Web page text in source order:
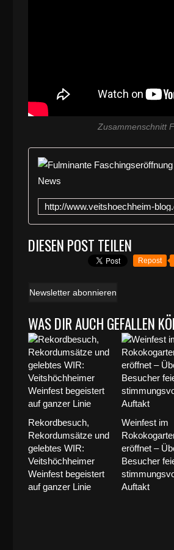
Zusammenschnitt
DIESEN POST TEILEN
Repost
Newsletter abonnieren
WAS DIR AUCH GEFALLEN
Rekordbesuch,
Rekordumsätze und
gelebtes WIR:
Veitshöchheimer
Weinfest begeistert
auf ganzer Linie
Weinfest im
eröffnet –
Besucher
Auftakt